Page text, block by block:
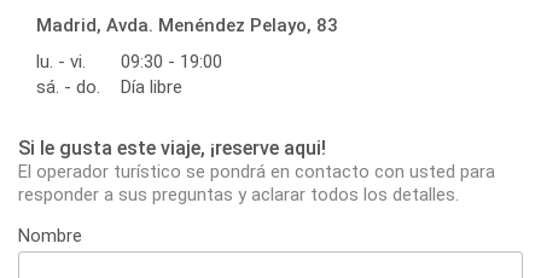
Madrid, Avda. Menéndez Pelayo, 83
lu. - vi.
09:30 - 19:00
sá. - do.
Día libre
Si le gusta este viaje, ¡reserve aqui!
El operador turístico se pondrá en contacto con usted para
responder a sus preguntas y aclarar todos los detalles.
Nombre